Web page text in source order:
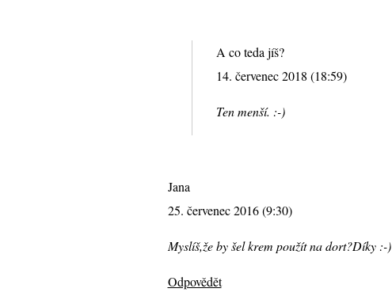
A co teda jíš?
14. červenec 2018 (18:59)
Ten menší. :-)
Jana
25. červenec 2016 (9:30)
Myslíš,že by šel krem použít na dort?Díky :-)
Odpovědět